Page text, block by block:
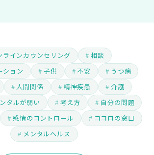
ラインカウンセリング
相談
ション
子供 不安
うつ病
人間関係 精神疾患
介護
タルが弱い 考え方
自分の問題
感情のコントロール
ココロの窓口
メンタルヘルス